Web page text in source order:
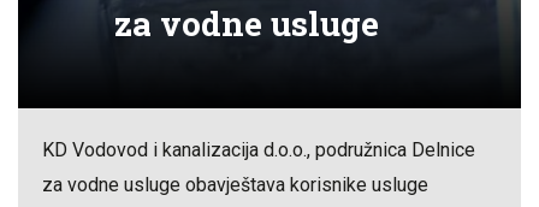
za vodne usluge
KD Vodovod i kanalizacija d.o.o., podružnica Delnice
za vodne usluge obavještava korisnike usluge